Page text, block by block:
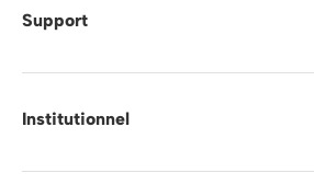
Support
Institutionnel